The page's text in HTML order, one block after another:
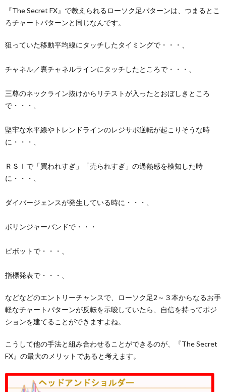
『The Secret FX』で教えられるローソク足パターンは、つまるとこ
ろチャートパターンと同じなんです。
狙っていた移動平均線にタッチしたタイミングで・・・、
チャネル／裏チャネルラインにタッチしたところで・・・、
三尊のネックライン抜けからリテストが入ったとおぼしきところ
で・・・、
堅牢な水平線やトレンドラインのレジサポ逆転が起こりそうな時
に・・・、
ＲＳＩで「買われすぎ」「売られすぎ」の過熱感を検知した時
に・・・、
ダイバージェンスが発生している時に・・・、
ボリンジャーバンドで・・・
ピボットで・・・、
指標発表で・・・、
などなどのエントリーチャンスで、ローソク足2～３本からなるお手
軽なチャートパターンが反転を示唆していたら、自信を持ってポジ
ションを建てることができますよね。
こうして他の手法と組み合わせることができるのが、『The Secret
FX』の最大のメリットであると考えます。